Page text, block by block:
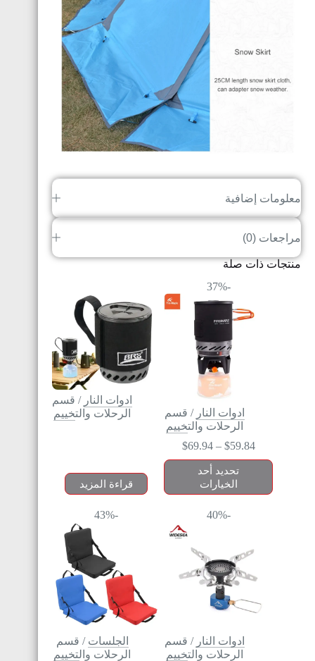
معلومات إضافية
مراجعات (0)
منتجات ذات صلة
-37%
ادوات النار / قسم
الرحلات والتخييم
$59.84
–
$69.94
تحديد أحد
الخيارات
ادوات النار / قسم
الرحلات والتخييم
قراءة المزيد
-40%
ادوات النار / قسم
الرحلات والتخييم
-43%
الجلسات / قسم
الرحلات والتخييم